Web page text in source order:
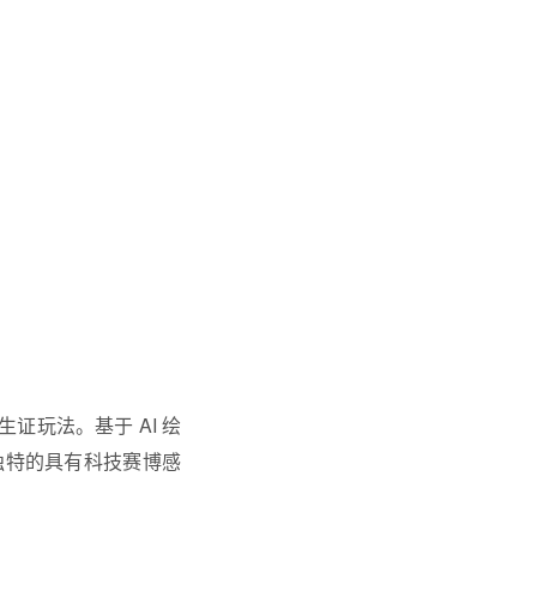
证玩法。基于 AI 绘
的具有科技赛博感